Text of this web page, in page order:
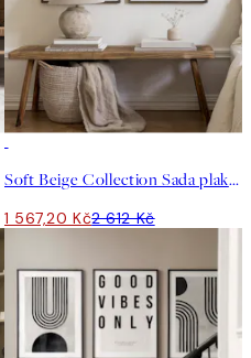
Soft Beige Collection Sada plakátů
1 567,20 Kč2 612 Kč